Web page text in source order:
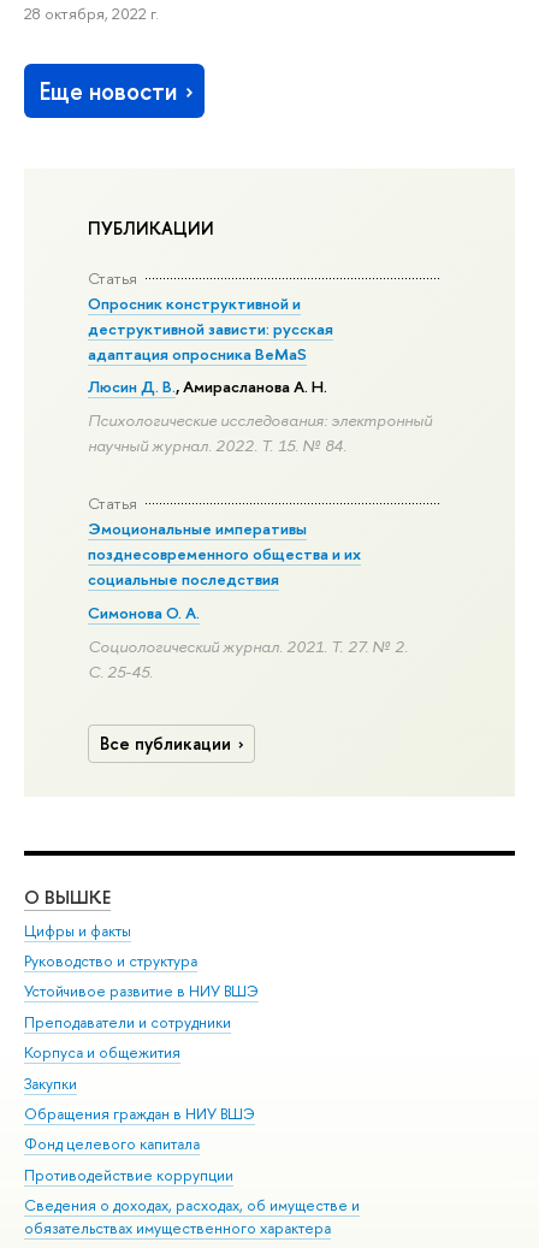
ПУБЛИКАЦИИ
Статья
Опросник конструктивной и
деструктивной зависти: русская
адаптация опросника BeMaS
Люсин Д. В.,Амирасланова А. Н.
Психологические исследования: электронный
научный журнал. 2022. Т. 15. № 84.
Статья
Эмоциональные императивы
позднесовременного общества и их
социальные последствия
Симонова О. А.
Социологический журнал. 2021. Т. 27. № 2.
С. 25-45.
Все публикации
28 октября, 2022 г.
Еще новости
О ВЫШКЕ
Цифры и факты
Руководство и структура
Устойчивое развитие в НИУ ВШЭ
Преподаватели и сотрудники
Корпуса и общежития
Закупки
Обращения граждан в НИУ ВШЭ
Фонд целевого капитала
Противодействие коррупции
Сведения о доходах, расходах, об имуществе и
обязательствах имущественного характера